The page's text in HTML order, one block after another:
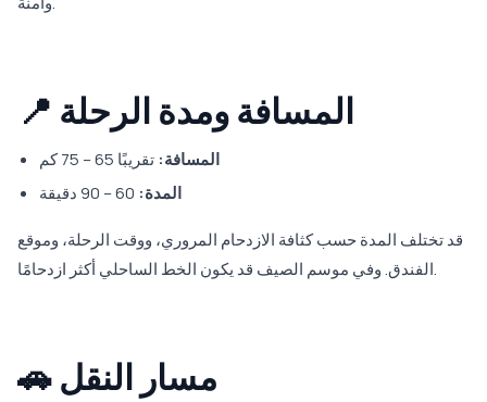
📍 المسافة ومدة الرحلة
المسافة: تقريبًا 65 – 75 كم
المدة:
قد تختلف المدة حسب كثافة الازدحام المروري، ووقت الرحلة، وموقع
الفندق. وفي موسم الصيف قد يكون الخط الساحلي أكثر ازدحامًا.
🚗 مسار النقل